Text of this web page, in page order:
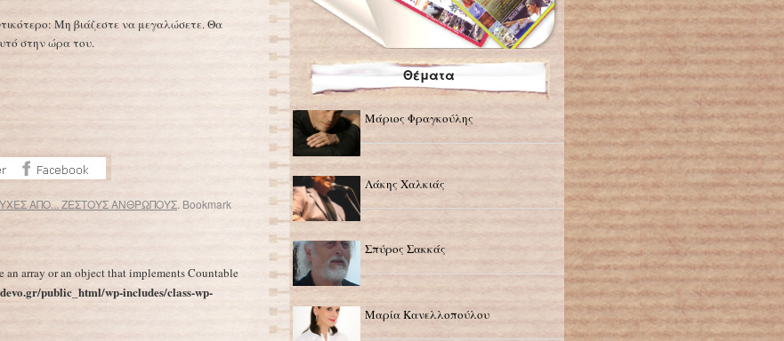
Μη βιάζεστε να μεγαλώσετε. Θα
στην ώρα του.
ΑΠΟ... ΖΕΣΤΟΥΣ ΑΝΘΡΩΠΟΥΣ. Bookmark
an array or an object that implements Countable
public_html/wp-includes/class-wp-
Θέματα
Μάριος Φραγκούλης
Λάκης Χαλκιάς
Σπύρος Σακκάς
Μαρία Κανελλοπούλου